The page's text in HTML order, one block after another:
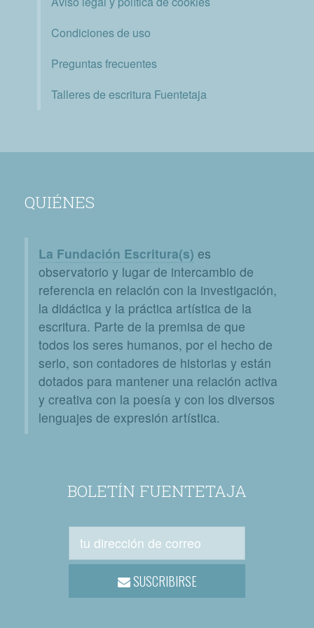
Condiciones de uso
Preguntas frecuentes
Talleres de escritura Fuentetaja
QUIÉNES
La Fundación Escritura(s) es
observatorio y lugar de intercambio de
referencia en relación con la investigación,
la didáctica y la práctica artística de la
escritura. Parte de la premisa de que
todos los seres humanos, por el hecho de
serlo, son contadores de historias y están
dotados para mantener una relación activa
y creativa con la poesía y con los diversos
lenguajes de expresión artística.
BOLETÍN FUENTETAJA
SUSCRIBIRSE